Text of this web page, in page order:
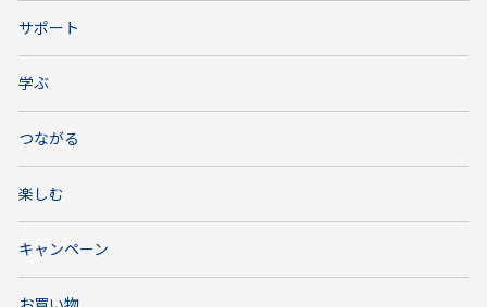
サポート
学ぶ
つながる
楽しむ
キャンペーン